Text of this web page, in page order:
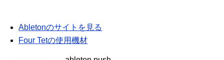
Abletonのサイトを見る
Four Tetの使用機材